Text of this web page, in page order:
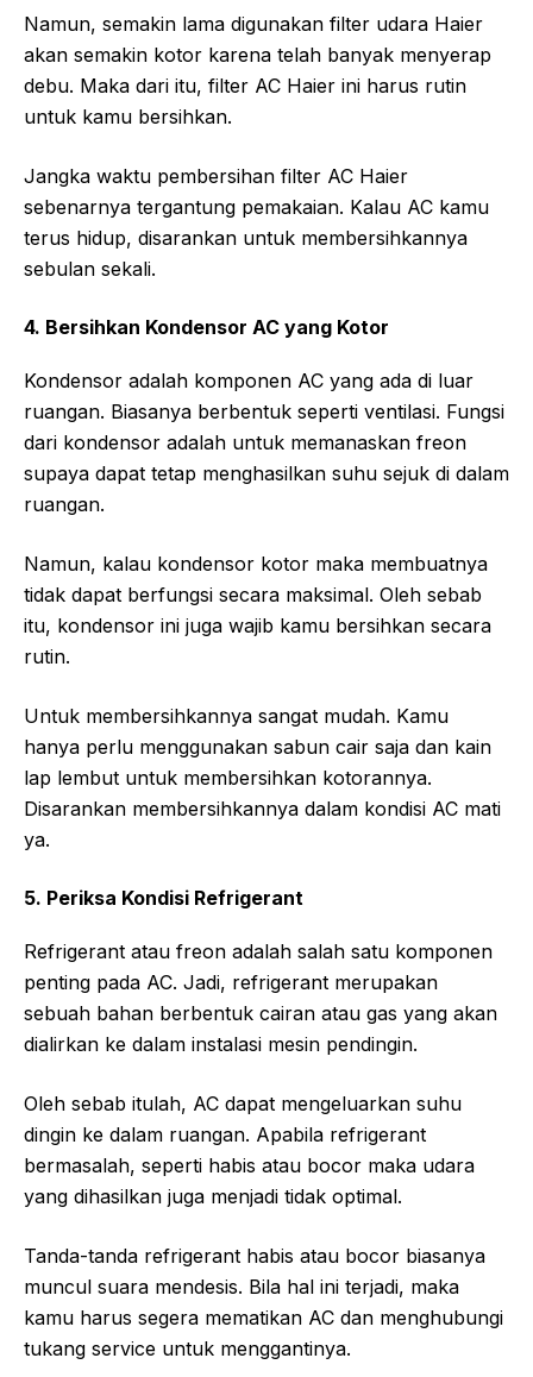
Namun, semakin lama digunakan filter udara Haier
akan semakin kotor karena telah banyak menyerap
debu. Maka dari itu, filter AC Haier ini harus rutin
untuk kamu bersihkan.
Jangka waktu pembersihan filter AC Haier
sebenarnya tergantung pemakaian. Kalau AC kamu
terus hidup, disarankan untuk membersihkannya
sebulan sekali.
4. Bersihkan Kondensor AC yang Kotor
Kondensor adalah komponen AC yang ada di luar
ruangan. Biasanya berbentuk seperti ventilasi. Fungsi
dari kondensor adalah untuk memanaskan freon
supaya dapat tetap menghasilkan suhu sejuk di dalam
ruangan.
Namun, kalau kondensor kotor maka membuatnya
tidak dapat berfungsi secara maksimal. Oleh sebab
itu, kondensor ini juga wajib kamu bersihkan secara
rutin.
Untuk membersihkannya sangat mudah. Kamu
hanya perlu menggunakan sabun cair saja dan kain
lap lembut untuk membersihkan kotorannya.
Disarankan membersihkannya dalam kondisi AC mati
ya.
5. Periksa Kondisi Refrigerant
Refrigerant atau freon adalah salah satu komponen
penting pada AC. Jadi, refrigerant merupakan
sebuah bahan berbentuk cairan atau gas yang akan
dialirkan ke dalam instalasi mesin pendingin.
Oleh sebab itulah, AC dapat mengeluarkan suhu
dingin ke dalam ruangan. Apabila refrigerant
bermasalah, seperti habis atau bocor maka udara
yang dihasilkan juga menjadi tidak optimal.
Tanda-tanda refrigerant habis atau bocor biasanya
muncul suara mendesis. Bila hal ini terjadi, maka
kamu harus segera mematikan AC dan menghubungi
tukang service untuk menggantinya.